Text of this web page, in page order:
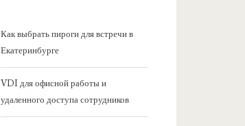
Как выбрать пироги для встречи в
Екатеринбурге
VDI для офисной работы и
удаленного доступа сотрудников